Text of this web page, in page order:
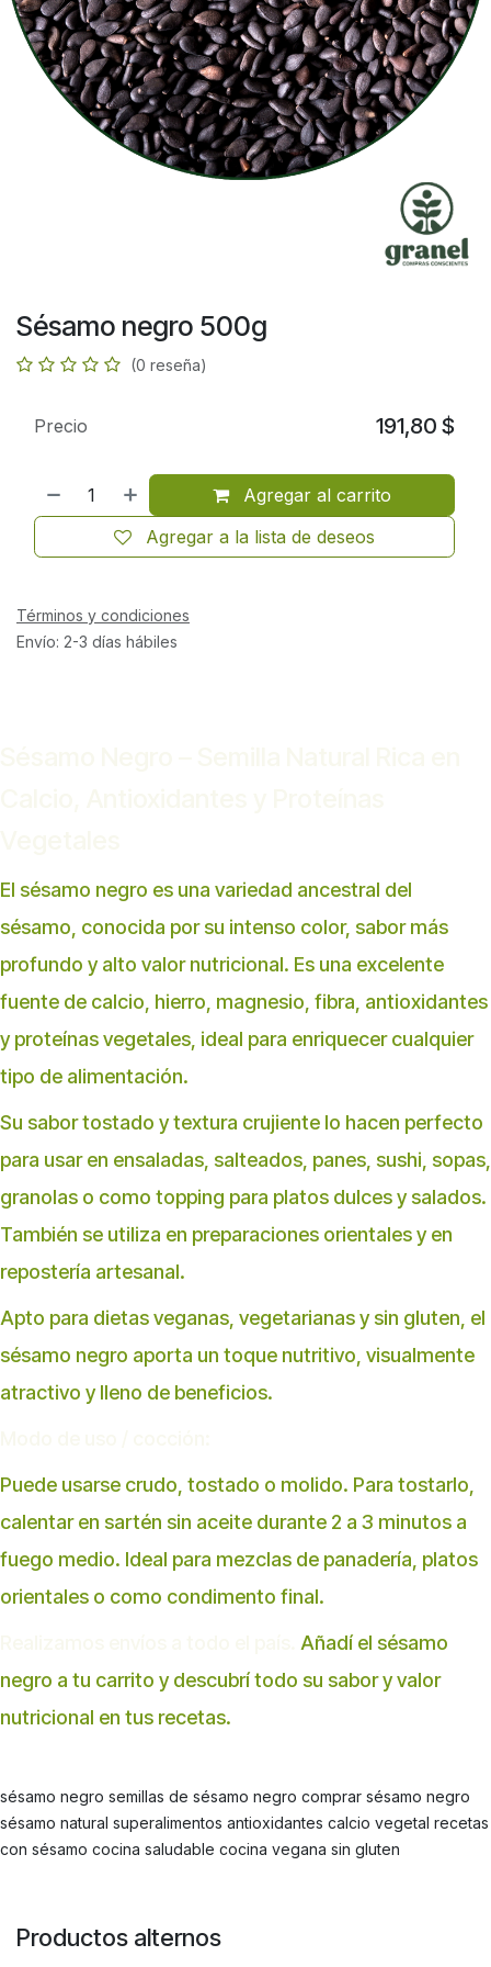
Sésamo negro 500g
(0 reseña)
Agregar al carrito
Agregar a la lista de deseos
Precio 191,80 $
Términos y condiciones
Envío: 2-3 días hábiles
El sésamo negro es una variedad ancestral del
sésamo, conocida por su intenso color, sabor más
profundo y alto valor nutricional. Es una excelente
fuente de calcio, hierro, magnesio, fibra, antioxidantes
y proteínas vegetales, ideal para enriquecer cualquier
tipo de alimentación.
Su sabor tostado y textura crujiente lo hacen perfecto
para usar en ensaladas, salteados, panes, sushi, sopas,
granolas o como topping para platos dulces y salados.
También se utiliza en preparaciones orientales y en
repostería artesanal.
Apto para dietas veganas, vegetarianas y sin gluten, el
sésamo negro aporta un toque nutritivo, visualmente
atractivo y lleno de beneficios.
Puede usarse crudo, tostado o molido. Para tostarlo,
calentar en sartén sin aceite durante 2 a 3 minutos a
fuego medio. Ideal para mezclas de panadería, platos
orientales o como condimento final.
Añadí el sésamo
negro a tu carrito y descubrí todo su sabor y valor
nutricional en tus recetas.
sésamo negro semillas de sésamo negro comprar sésamo negro
sésamo natural superalimentos antioxidantes calcio vegetal recetas
con sésamo cocina saludable cocina vegana sin gluten
Productos alternos